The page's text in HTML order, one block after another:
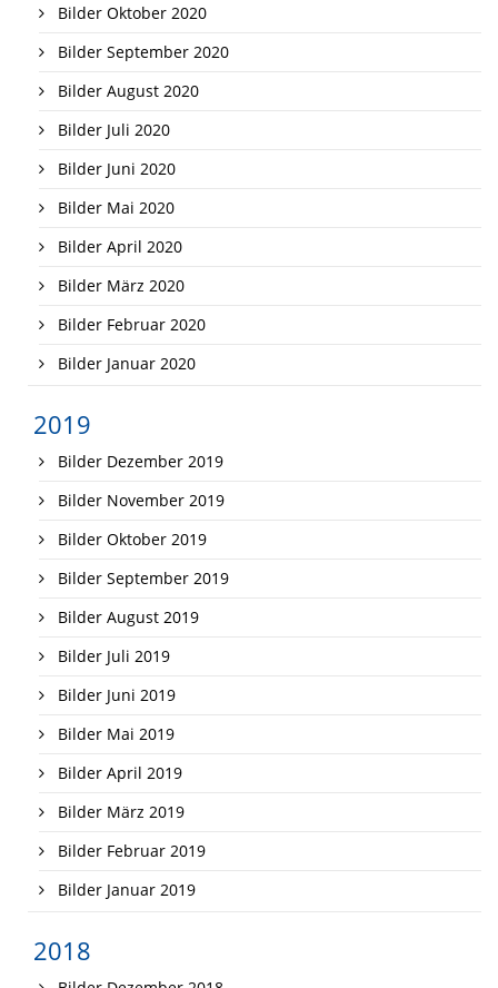
Bilder Oktober 2020
Bilder September 2020
Bilder August 2020
Bilder Juli 2020
Bilder Juni 2020
Bilder Mai 2020
Bilder April 2020
Bilder März 2020
Bilder Februar 2020
Bilder Januar 2020
2019
Bilder Dezember 2019
Bilder November 2019
Bilder Oktober 2019
Bilder September 2019
Bilder August 2019
Bilder Juli 2019
Bilder Juni 2019
Bilder Mai 2019
Bilder April 2019
Bilder März 2019
Bilder Februar 2019
Bilder Januar 2019
2018